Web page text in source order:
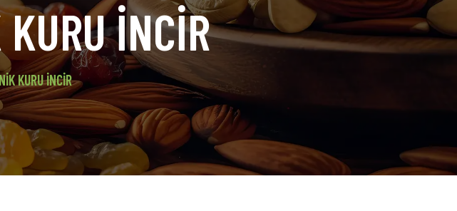
KURU İNCIR
KURU İNCIR